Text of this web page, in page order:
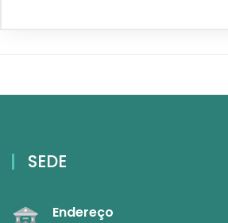
SEDE
Endereço